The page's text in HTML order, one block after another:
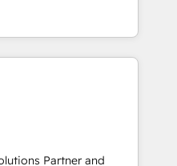
⚡ Highly
and Custom
delivered in weeks, not
process optimization
secure data
compliant
Partner and